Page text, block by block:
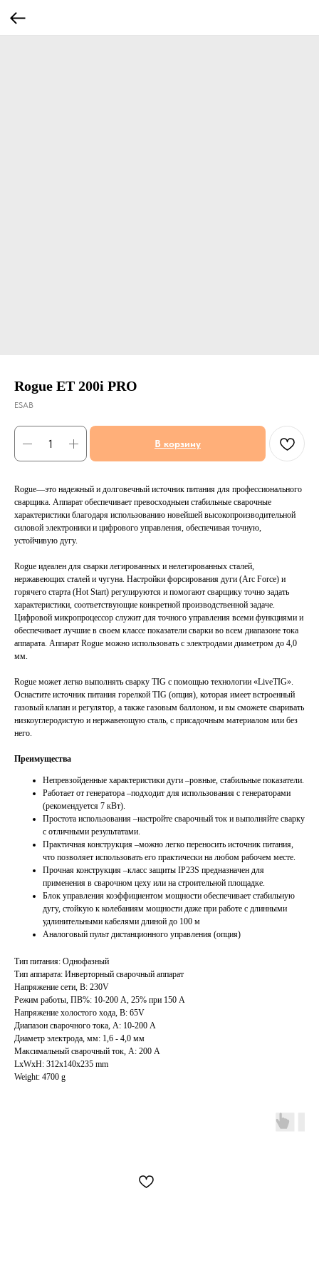
Rogue ET 200i PRO
ESAB
В корзину
Rogue—это надежный и долговечный источник питания для профессионального
сварщика. Аппарат обеспечивает превосходныеи стабильные сварочные
характеристики благодаря использованию новейшей высокопроизводительной
силовой электроники и цифрового управления, обеспечивая точную,
устойчивую дугу.
Rogue идеален для сварки легированных и нелегированных сталей,
нержавеющих сталей и чугуна. Настройки форсирования дуги (Arc Force) и
горячего старта (Hot Start) регулируются и помогают сварщику точно задать
характеристики, соответствующие конкретной производственной задаче.
Цифровой микропроцессор служит для точного управления всеми функциями и
обеспечивает лучшие в своем классе показатели сварки во всем диапазоне тока
аппарата. Аппарат Rogue можно использовать с электродами диаметром до 4,0
мм.
Rogue может легко выполнять сварку TIG с помощью технологии «LiveTIG».
Оснастите источник питания горелкой TIG (опция), которая имеет встроенный
газовый клапан и регулятор, а также газовым баллоном, и вы сможете сваривать
низкоуглеродистую и нержавеющую сталь, с присадочным материалом или без
него.
Преимущества
Непревзойденные характеристики дуги –ровные, стабильные показатели.
Работает от генератора –подходит для использования с генераторами
(рекомендуется 7 кВт).
Простота использования –настройте сварочный ток и выполняйте сварку
с отличными результатами.
Практичная конструкция –можно легко переносить источник питания,
что позволяет использовать его практически на любом рабочем месте.
Прочная конструкция –класс защиты IP23S предназначен для
применения в сварочном цеху или на строительной площадке.
Блок управления коэффициентом мощности обеспечивает стабильную
дугу, стойкую к колебаниям мощности даже при работе с длинными
удлинительными кабелями длиной до 100 м
Аналоговый пульт дистанционного управления (опция)
Тип питания: Однофазный
Тип аппарата: Инверторный сварочный аппарат
Напряжение сети, В: 230V
Режим работы, ПВ%: 10-200 А, 25% при 150 А
Напряжение холостого хода, В: 65V
Диапазон сварочного тока, А: 10-200 А
Диаметр электрода, мм: 1,6 - 4,0 мм
Максимальный сварочный ток, А: 200 А
LxWxH: 312x140x235 mm
Weight: 4700 g